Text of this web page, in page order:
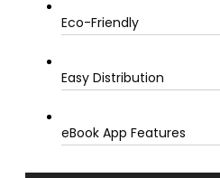
Eco-Friendly
Easy Distribution
eBook App Features